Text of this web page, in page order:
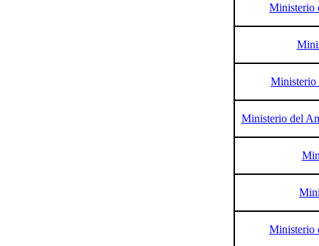
Ministerio
Ministerio
Ministerio del
Ministerio